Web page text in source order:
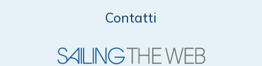
Contatti